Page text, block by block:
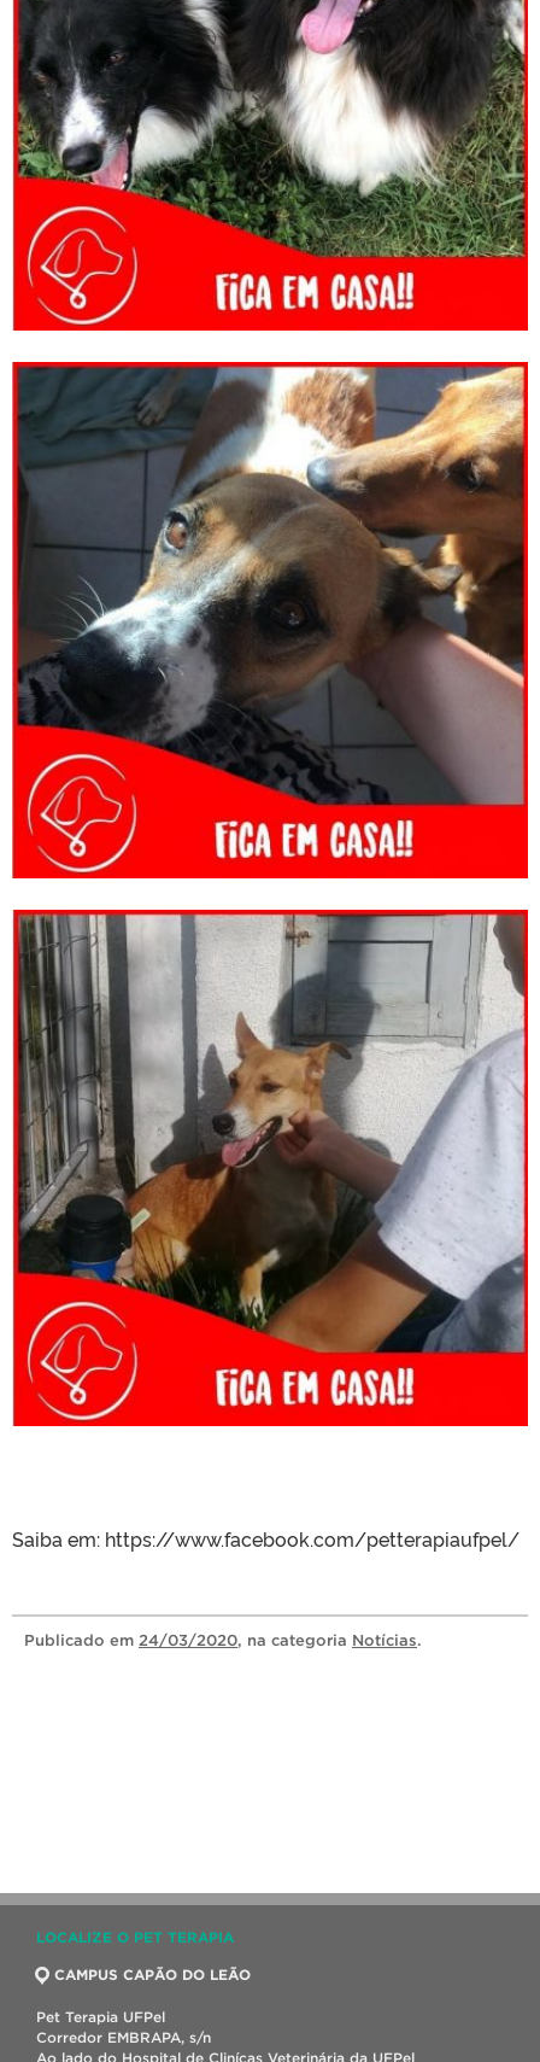
Saiba em: https://www.facebook.com/petterapiaufpel/
Publicado em 24/03/2020, na categoria Notícias.
LOCALIZE O PET TERAPIA
CAMPUS CAPÃO DO LEÃO
Pet Terapia UFPel
Corredor EMBRAPA, s/n
Ao lado do Hospital de Clinícas Veterinária da UFPel